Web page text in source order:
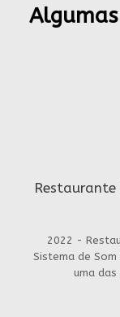
Restaurante
2022 -
Sistema de Som
uma